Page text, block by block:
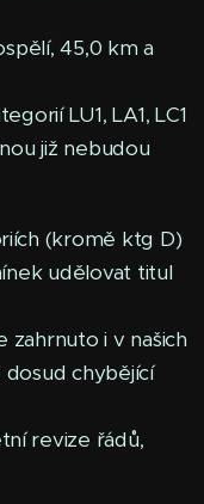
45,0 km a
LU1, LA1, LC1
již nebudou
(kromě ktg D)
udělovat titul
i v našich
dosud chybějící
revize řádů,